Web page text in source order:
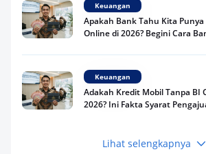
Keuangan
Apakah Bank Tahu Kita
Online di 2026? Begini Cara
Keuangan
Adakah Kredit Mobil Tanpa BI
2026? Ini Fakta Syarat
Keuangan
Lihat selengkapnya